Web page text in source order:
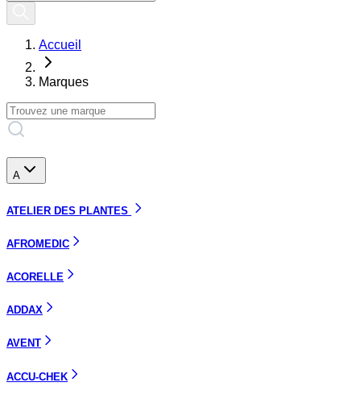
Accueil
Marques
A
ATELIER DES PLANTES
AFROMEDIC
ACORELLE
ADDAX
AVENT
ACCU-CHEK